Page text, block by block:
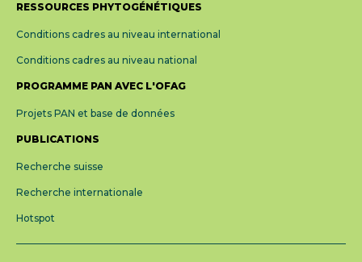
RESSOURCES PHYTOGÉNÉTIQUES
Conditions cadres au niveau international
Conditions cadres au niveau national
PROGRAMME PAN AVEC L'OFAG
Projets PAN et base de données
PUBLICATIONS
Recherche suisse
Recherche internationale
Hotspot